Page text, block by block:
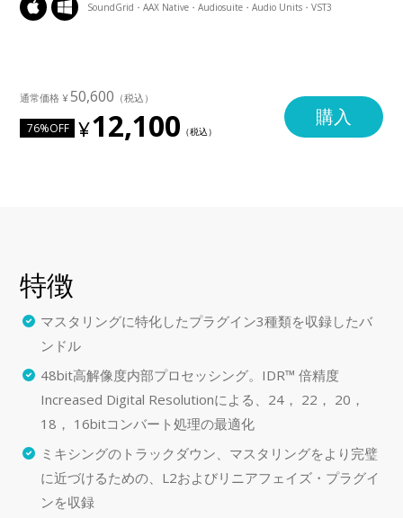
SoundGrid・AAX Native・Audiosuite・Audio Units・VST3
50,600
76%OFF 12,100 購入
特徴
マスタリングに特化したプラグイン3種類を収録したバ
ンドル
48bit高解像度内部プロセッシング。IDR™ 倍精度
Increased Digital Resolutionによる、24， 22， 20，
18， 16bitコンバート処理の最適化
ミキシングのトラックダウン、マスタリングをより完璧
に近づけるための、L2およびリニアフェイズ・プラグイ
ンを収録